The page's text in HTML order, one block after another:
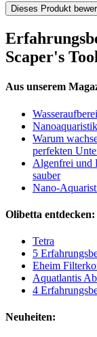
Dieses Produkt
Scaper's
Aus unserem
Nanoaquaristik
Warum
perfekten
Algenfrei und
sauber
Nano-
Olibetta entdecken:
Tetra
5
Eheim
Aquatlantis
4
Neuheiten: